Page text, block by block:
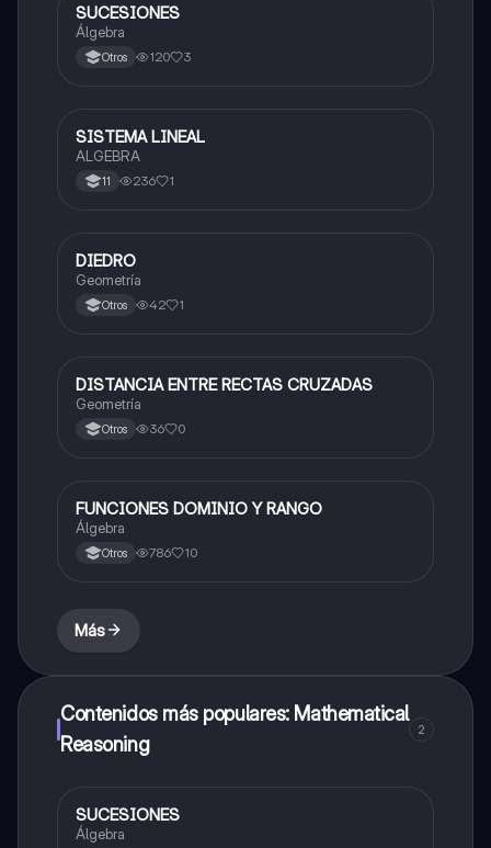
Matemáticas
SUCESIONES
Álgebra
Otros 120 3
Matemáticas
SISTEMA LINEAL
ALGEBRA
11 236 1
Matemáticas
DIEDRO
Geometría
Otros 42 1
Matemáticas
DISTANCIA ENTRE RECTAS CRUZADAS
Geometría
Otros 36 0
Matemáticas
FUNCIONES DOMINIO Y RANGO
Álgebra
Otros 786 10
Más
Contenidos más populares: Mathematical
Reasoning
2
Matemáticas
SUCESIONES
Álgebra